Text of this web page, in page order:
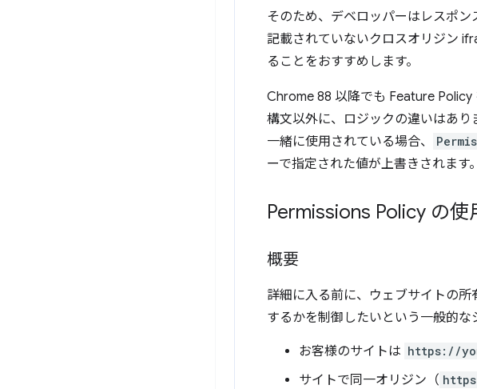
そのため、デベロッパーはレスポ
記載されていないクロスオリジン
ることをおすすめします。
Chrome 88 以降でも Feature Policy
構文以外に、ロジックの違いはあ
一緒に使用されている場合、
ーで指定された値が上書きされます。
Permissions Policy の使
概要
詳細に入る前に、ウェブサイトの
するかを制御したいという一般的な
お客様のサイトは https://
サイトで同一オリジン（